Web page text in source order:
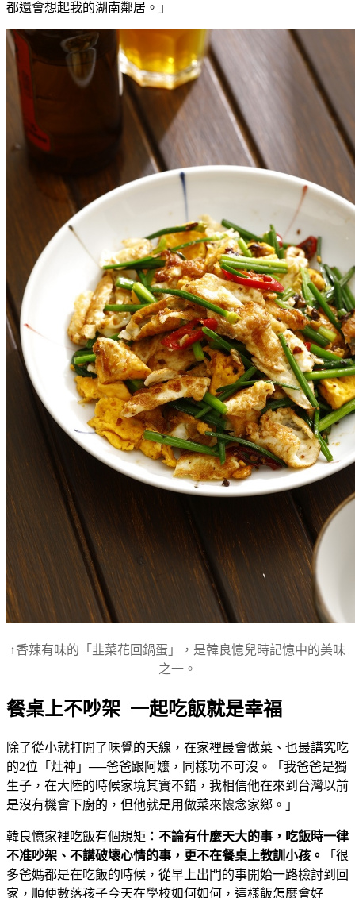
都還會想起我的湖南鄰居。」
↑香辣有味的「韭菜花回鍋蛋」，是韓良憶兒時記憶中的美味
之一。
餐桌上不吵架 一起吃飯就是幸福
除了從小就打開了味覺的天線，在家裡最會做菜、也最講究吃
的2位「灶神」──爸爸跟阿嬤，同樣功不可沒。「我爸爸是獨
生子，在大陸的時候家境其實不錯，我相信他在來到台灣以前
是沒有機會下廚的，但他就是用做菜來懷念家鄉。」
韓良憶家裡吃飯有個規矩： 不論有什麼天大的事，吃飯時一律
不准吵架、不講破壞心情的事，更不在餐桌上教訓小孩。
「很
多爸媽都是在吃飯的時候，從早上出門的事開始一路檢討到回
家，順便數落孩子今天在學校如何如何，這樣飯怎麼會好